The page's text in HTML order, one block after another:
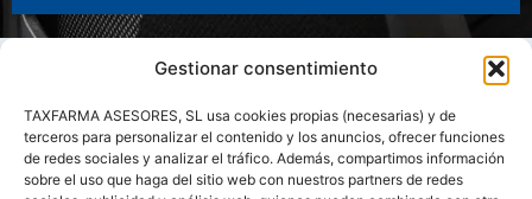
Gestionar consentimiento
TAXFARMA ASESORES, SL usa cookies propias (necesarias) y de
terceros para personalizar el contenido y los anuncios, ofrecer funciones
de redes sociales y analizar el tráfico. Además, compartimos información
sobre el uso que haga del sitio web con nuestros partners de redes